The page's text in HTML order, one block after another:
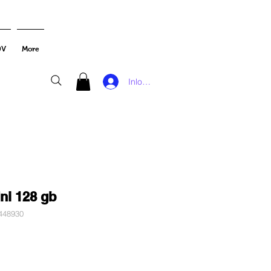
More
Inloggen
128 gb